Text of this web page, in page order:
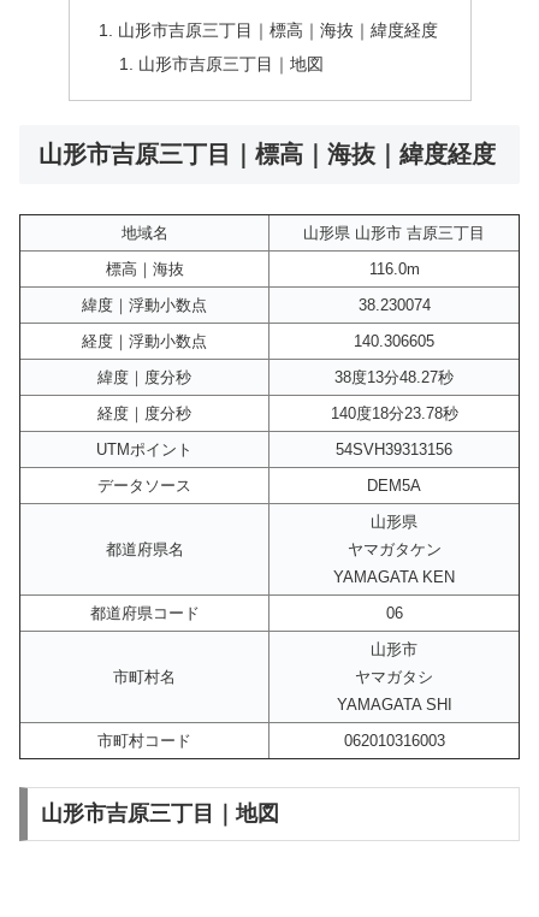
山形市吉原三丁目｜標高｜海抜｜緯度経度
山形市吉原三丁目｜地図
山形市吉原三丁目｜標高｜海抜｜緯度経度
地域名
山形県 山形市 吉原三丁目
標高｜海抜
116.0m
緯度｜浮動小数点
38.230074
経度｜浮動小数点
140.306605
緯度｜度分秒
38度13分48.27秒
経度｜度分秒
140度18分23.78秒
UTMポイント
54SVH39313156
データソース
DEM5A
都道府県名
山形県
ヤマガタケン
YAMAGATA KEN
都道府県コード
06
市町村名
山形市
ヤマガタシ
YAMAGATA SHI
市町村コード
062010316003
山形市吉原三丁目｜地図